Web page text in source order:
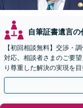
自筆証書遺言の
【初回相談無料】交渉・
対応。相談者さまのご要
り尊重した解決の実現を
談もお任せください【完